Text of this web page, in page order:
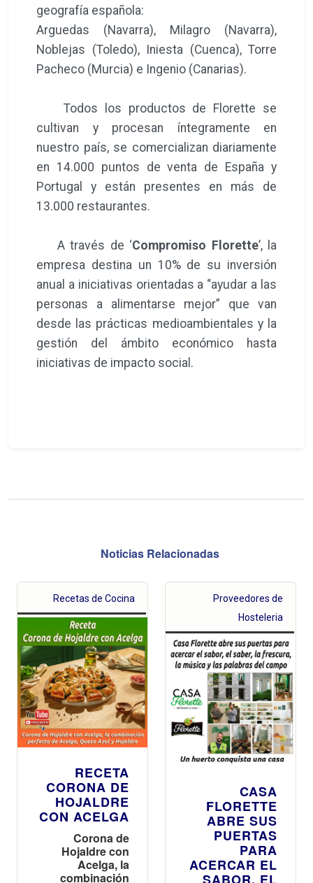
geografía española:
Arguedas (Navarra), Milagro (Navarra),
Noblejas (Toledo), Iniesta (Cuenca), Torre
Pacheco (Murcia) e Ingenio (Canarias).
Todos los productos de Florette se
cultivan y procesan íntegramente en
nuestro país, se comercializan diariamente
en 14.000 puntos de venta de España y
Portugal y están presentes en más de
13.000 restaurantes.
A través de ‘Compromiso Florette’, la
empresa destina un 10% de su inversión
anual a iniciativas orientadas a “ayudar a las
personas a alimentarse mejor” que van
desde las prácticas medioambientales y la
gestión del ámbito económico hasta
iniciativas de impacto social.
Noticias Relacionadas
Recetas de Cocina
RECETA
CORONA DE
HOJALDRE
CON ACELGA
Corona de
Hojaldre con
Acelga, la
combinación
Proveedores de
Hosteleria
CASA
FLORETTE
ABRE SUS
PUERTAS
PARA
ACERCAR EL
SABOR, EL